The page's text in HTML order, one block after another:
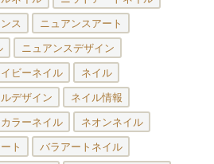
ス ニュアンスアート
ニュアンスデザイン
ビーネイル ネイル
デザイン ネイル情報
ラーネイル ネオンネイル
ト バラアートネイル